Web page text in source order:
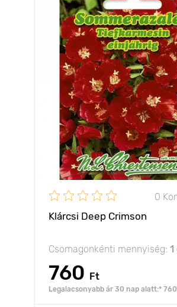
0
Klárcsi Deep Crimson
Csomagonkénti mennyiség: 1
760 Ft
Legalacsonyabb ár 30 nap alatt:*